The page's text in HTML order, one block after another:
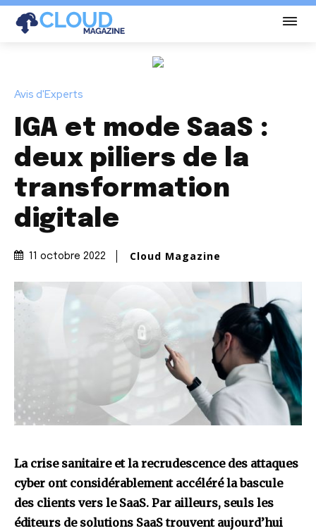
Avis d'Experts
IGA et mode SaaS :
deux piliers de la
transformation
digitale
11 octobre 2022 Cloud Magazine
La crise sanitaire et la recrudescence des attaques
cyber ont considérablement accéléré la bascule
des clients vers le SaaS. Par ailleurs, seuls les
éditeurs de solutions SaaS trouvent aujourd’hui